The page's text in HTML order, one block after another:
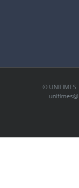
© UNIFIMES